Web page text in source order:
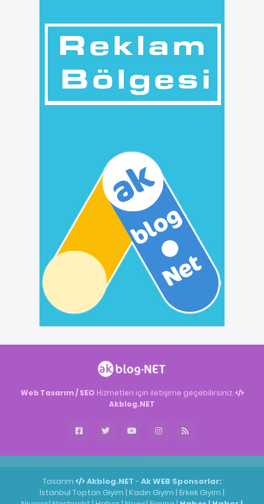
Web Tasarım / SEO Hizmetleri için iletişime geçebilirsiniz.
Akblog.NET
Tasarım Akblog.NET - Ak WEB Sponsorlar:
İstanbul Toptan Giyim | Kadın Giyim | Erkek Giyim |